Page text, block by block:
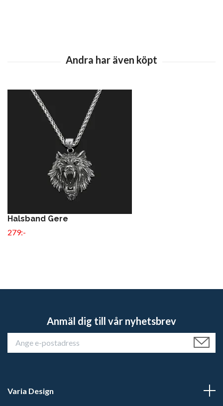
Halsband Gere
279:-
Anmäl dig till vår nyhetsbrev
Varia Design